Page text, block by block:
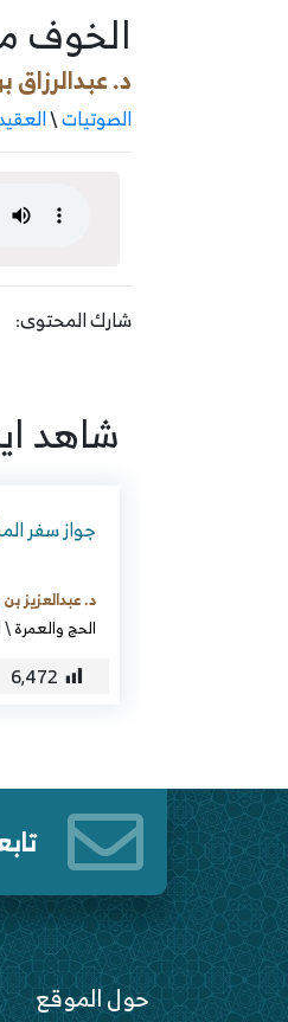
الخوف
د. عبدالرزاق
الصوتيات\
شارك المحتوى:
شاهد
جواز سفر
د. عبدالعزيز
الحج والعمرة\
6٬472
حول الموقع